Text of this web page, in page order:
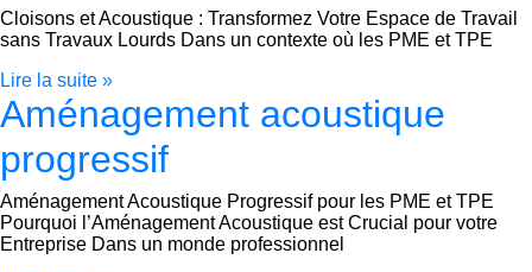
Cloisons et Acoustique : Transformez Votre Espace de Travail
sans Travaux Lourds Dans un contexte où les PME et TPE
Lire la suite »
Aménagement acoustique
progressif
Aménagement Acoustique Progressif pour les PME et TPE
Pourquoi l’Aménagement Acoustique est Crucial pour votre
Entreprise Dans un monde professionnel